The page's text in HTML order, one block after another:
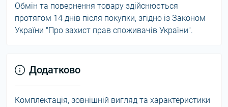
Обмін та повернення товару здійснюється
протягом 14 днів після покупки, згідно із Законом
України "Про захист прав споживачів України".
Додатково
Комплектація, зовнішній вигляд та характеристики